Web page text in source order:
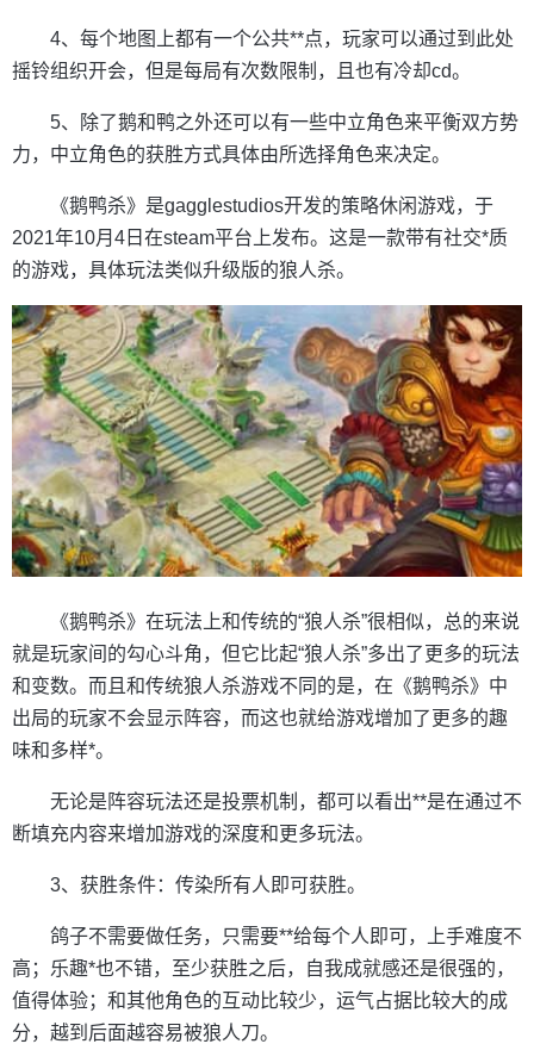
4、每个地图上都有一个公共**点，玩家可以通过到此处
摇铃组织开会，但是每局有次数限制，且也有冷却cd。
5、除了鹅和鸭之外还可以有一些中立角色来平衡双方势
力，中立角色的获胜方式具体由所选择角色来决定。
《鹅鸭杀》是gagglestudios开发的策略休闲游戏，于
2021年10月4日在steam平台上发布。这是一款带有社交*质
的游戏，具体玩法类似升级版的狼人杀。
《鹅鸭杀》在玩法上和传统的“狼人杀”很相似，总的来说
就是玩家间的勾心斗角，但它比起“狼人杀”多出了更多的玩法
和变数。而且和传统狼人杀游戏不同的是，在《鹅鸭杀》中
出局的玩家不会显示阵容，而这也就给游戏增加了更多的趣
味和多样*。
无论是阵容玩法还是投票机制，都可以看出**是在通过不
断填充内容来增加游戏的深度和更多玩法。
3、获胜条件：传染所有人即可获胜。
鸽子不需要做任务，只需要**给每个人即可，上手难度不
高；乐趣*也不错，至少获胜之后，自我成就感还是很强的，
值得体验；和其他角色的互动比较少，运气占据比较大的成
分，越到后面越容易被狼人刀。